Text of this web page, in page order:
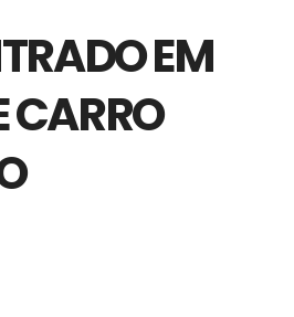
EM
CARRO